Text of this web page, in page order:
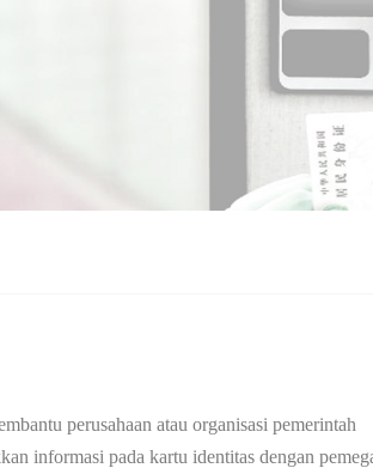
perusahaan atau organisasi pemerintah
informasi pada kartu identitas dengan